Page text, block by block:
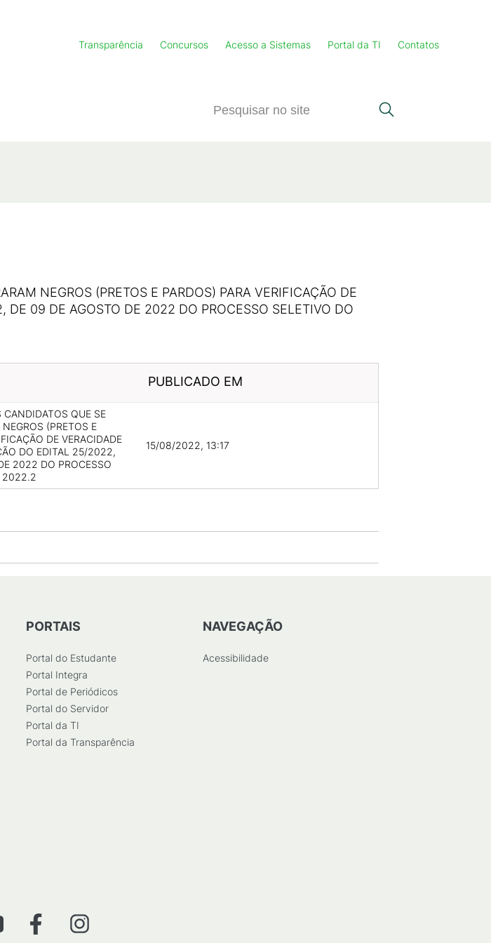
Transparência Concursos Acesso a Sistemas Portal da TI Contatos
NEGROS (PRETOS E PARDOS) PARA VERIFICAÇÃO DE
09 DE AGOSTO DE 2022 DO PROCESSO SELETIVO DO
PUBLICADO EM
QUE SE
(PRETOS E
DE VERACIDADE
DO EDITAL 25/2022,
2022 DO PROCESSO
2022.2
15/08/2022, 13:17
PORTAIS
Portal do Estudante
Portal Integra
Portal de Periódicos
Portal do Servidor
Portal da TI
Portal da Transparência
NAVEGAÇÃO
Acessibilidade